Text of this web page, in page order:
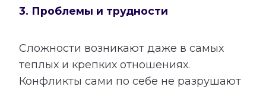
3. Проблемы и трудности
Сложности возникают даже в самых
теплых и крепких отношениях.
Конфликты сами по себе не разрушают